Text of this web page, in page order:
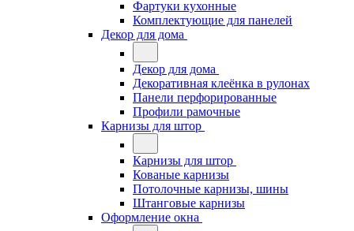
Фартуки кухонные
Комплектующие для панелей
Декор для дома
Декор для дома
Декоративная клеёнка в рулонах
Панели перфорированные
Профили рамочные
Карнизы для штор
Карнизы для штор
Кованые карнизы
Потолочные карнизы, шины
Штанговые карнизы
Оформление окна